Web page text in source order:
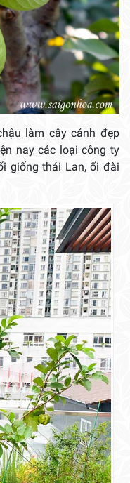
làm cây cảnh đẹp
nay các loại công ty
giống thái Lan, ổi đài